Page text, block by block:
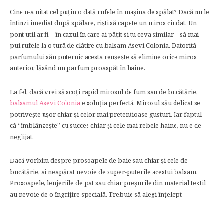
Cine n-a uitat cel puţin o dată rufele în maşina de spălat? Dacă nu le
întinzi imediat după spălare, rişti să capete un miros ciudat. Un
pont util ar fi – în cazul în care ai păţit si tu ceva similar – să mai
pui rufele la o tură de clătire cu balsam Asevi Colonia. Datorită
parfumului său puternic acesta reuşeşte să elimine orice miros
anterior, lăsând un parfum proaspăt în haine.
La fel, dacă vrei să scoţi rapid mirosul de fum sau de bucătărie,
balsamul Asevi Coloniae soluţia perfectă. Mirosul său delicat se
potriveşte uşor chiar şi celor mai pretenţioase gusturi. Iar faptul
că “îmblânzeşte” cu succes chiar şi cele mai rebele haine, nu e de
neglijat.
Dacă vorbim despre prosoapele de baie sau chiar şi cele de
bucătărie, ai neapărat nevoie de super-puterile acestui balsam.
Prosoapele, lenjeriile de pat sau chiar preşurile din material textil
au nevoie de o îngrijire specială. Trebuie să alegi înţelept